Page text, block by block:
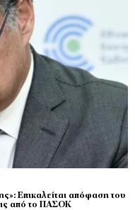
Επικαλείται απόφαση του
από το ΠΑΣΟΚ